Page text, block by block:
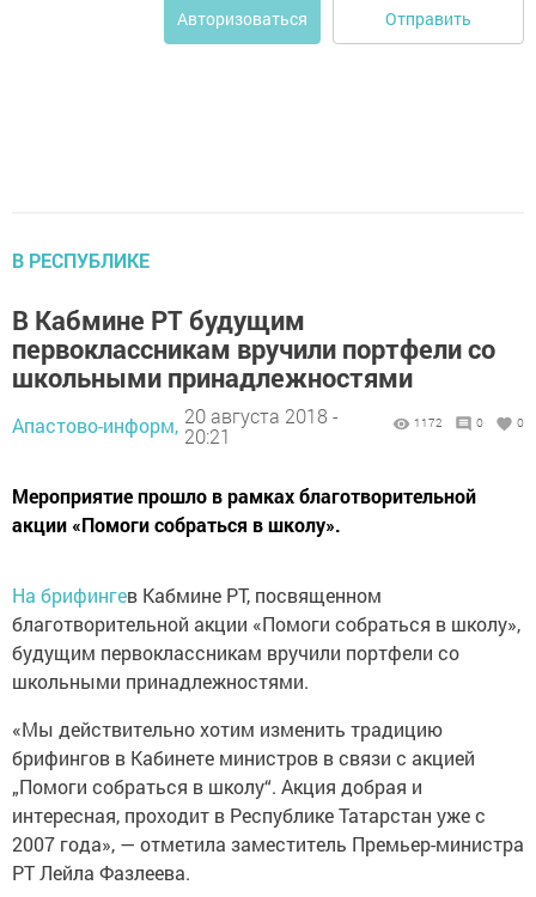
Авторизоваться Отправить
В РЕСПУБЛИКЕ
В Кабмине РТ будущим
первоклассникам вручили портфели со
школьными принадлежностями
Апастово-информ, 20 августа 2018 -
20:21
1172 0 0
Мероприятие прошло в рамках благотворительной
акции «Помоги собраться в школу».
На брифингев Кабмине РТ, посвященном
благотворительной акции «Помоги собраться в школу»,
будущим первоклассникам вручили портфели со
школьными принадлежностями.
«Мы действительно хотим изменить традицию
брифингов в Кабинете министров в связи с акцией
„Помоги собраться в школу“. Акция добрая и
интересная, проходит в Республике Татарстан уже с
2007 года», — отметила заместитель Премьер-министра
РТ Лейла Фазлеева.